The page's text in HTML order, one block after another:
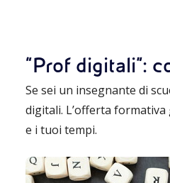
“Prof digitali”:
Se sei un insegnante di
digitali. L’offerta
e i tuoi tempi.